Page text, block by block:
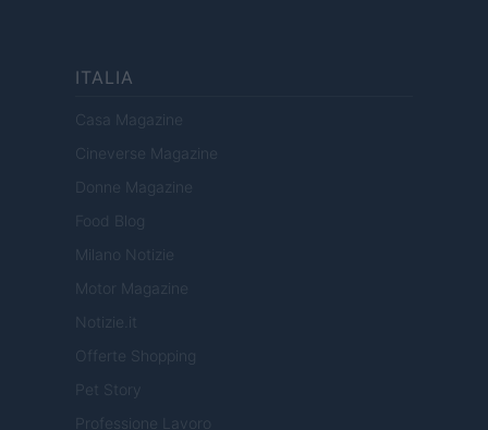
ITALIA
Casa Magazine
Cineverse Magazine
Donne Magazine
Food Blog
Milano Notizie
Motor Magazine
Notizie.it
Offerte Shopping
Pet Story
Professione Lavoro